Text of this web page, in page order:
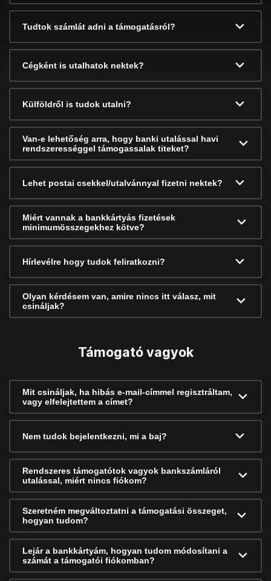
Tudtok számlát adni a támogatásról?
Cégként is utalhatok nektek?
Külföldről is tudok utalni?
Van-e lehetőség arra, hogy banki utalással havi
rendszerességgel támogassalak titeket?
Lehet postai csekkel/utalvánnyal fizetni nektek?
Miért vannak a bankkártyás fizetések
minimumösszegekhez kötve?
Hírlevélre hogy tudok feliratkozni?
Olyan kérdésem van, amire nincs itt válasz, mit
csináljak?
Támogató vagyok
Mit csináljak, ha hibás e-mail-címmel regisztráltam,
vagy elfelejtettem a címet?
Nem tudok bejelentkezni, mi a baj?
Rendszeres támogatótok vagyok bankszámláról
utalással, miért nincs fiókom?
Szeretném megváltoztatni a támogatási összeget,
hogyan tudom?
Lejár a bankkártyám, hogyan tudom módosítani a
számát a támogatói fiókomban?